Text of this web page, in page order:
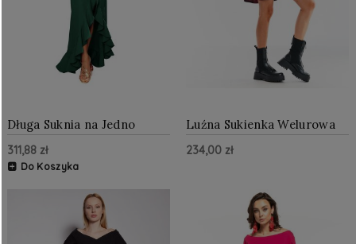
Długa Suknia na Jedno
Ramię Zielona NU317-3
311,88 zł
Do Koszyka
Luźna Sukienka Welurowa
Bordo AW370
234,00 zł